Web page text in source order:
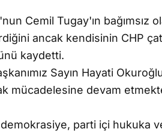
'nun Cemil Tugay'ın bağımsız
ancak kendisinin CHP
kaydetti.
Sayın Hayati
mücadelesine devam
demokrasiye, parti içi hukuka